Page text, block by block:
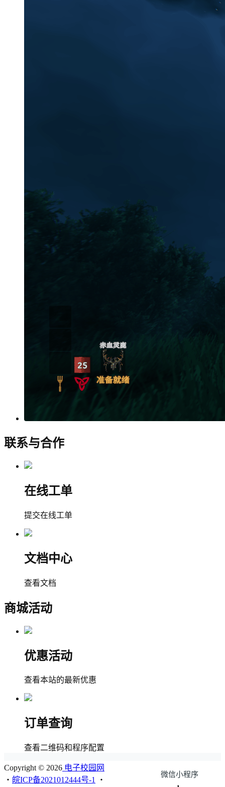
联系与合作
在线工单
提交在线工单
文档中心
查看文档
商城活动
优惠活动
查看本站的最新优惠
订单查询
查看二维码和程序配置
微信小程序
Copyright © 2026 电子校园网
・ 皖ICP备2021012444号-1 ・